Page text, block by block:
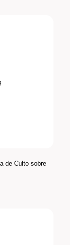
de Culto sobre